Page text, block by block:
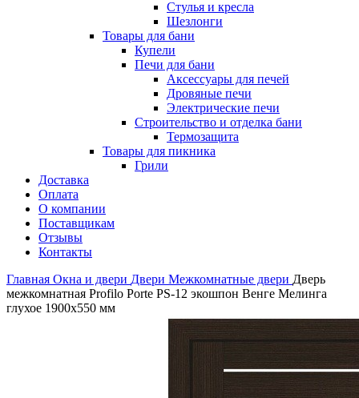
Стулья и кресла
Шезлонги
Товары для бани
Купели
Печи для бани
Аксессуары для печей
Дровяные печи
Электрические печи
Строительство и отделка бани
Термозащита
Товары для пикника
Грили
Доставка
Оплата
О компании
Поставщикам
Отзывы
Контакты
Главная Окна и двери Двери Межкомнатные двери Дверь
межкомнатная Profilo Porte PS-12 экошпон Венге Мелинга
глухое 1900х550 мм